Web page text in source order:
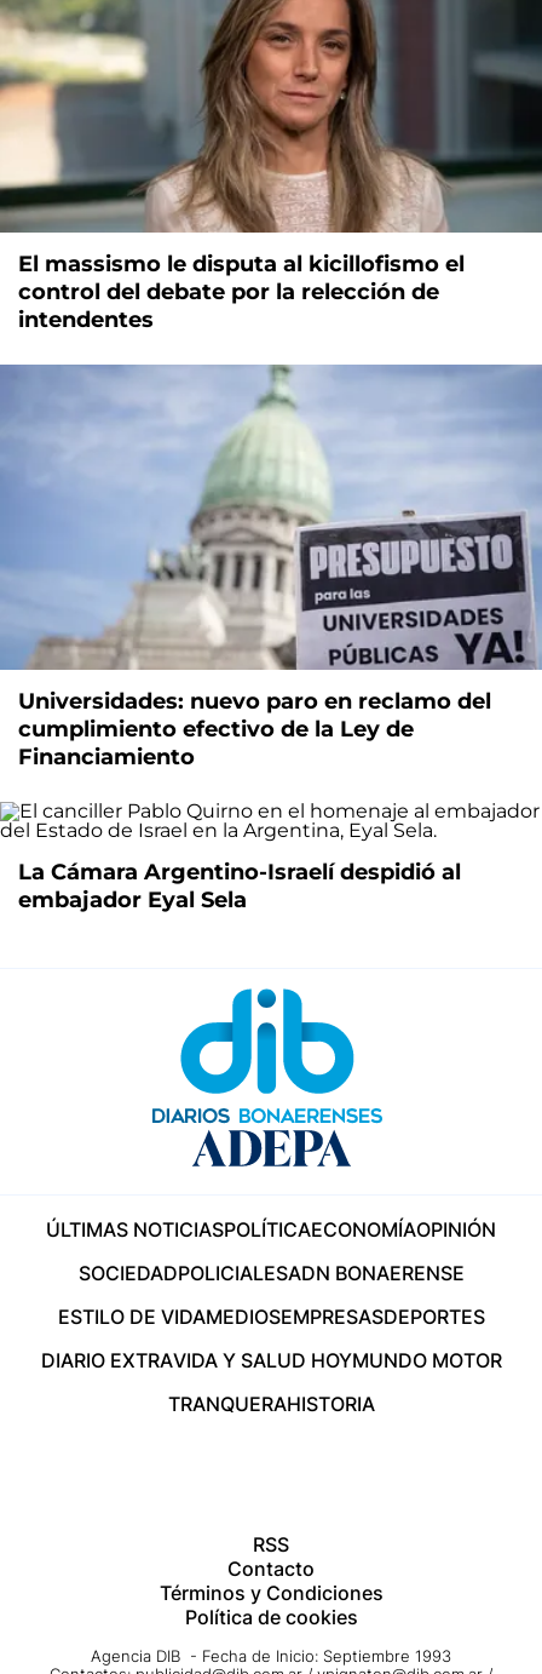
El massismo le disputa al kicillofismo el
control del debate por la relección de
intendentes
Universidades: nuevo paro en reclamo del
cumplimiento efectivo de la Ley de
Financiamiento
La Cámara Argentino-Israelí despidió al
embajador Eyal Sela
ÚLTIMAS NOTICIASPOLÍTICAECONOMÍAOPINIÓN
SOCIEDADPOLICIALESADN BONAERENSE
ESTILO DE VIDAMEDIOSEMPRESASDEPORTES
DIARIO EXTRAVIDA Y SALUD HOYMUNDO MOTOR
TRANQUERAHISTORIA
RSS
Contacto
Términos y Condiciones
Política de cookies
Agencia DIB - Fecha de Inicio: Septiembre 1993